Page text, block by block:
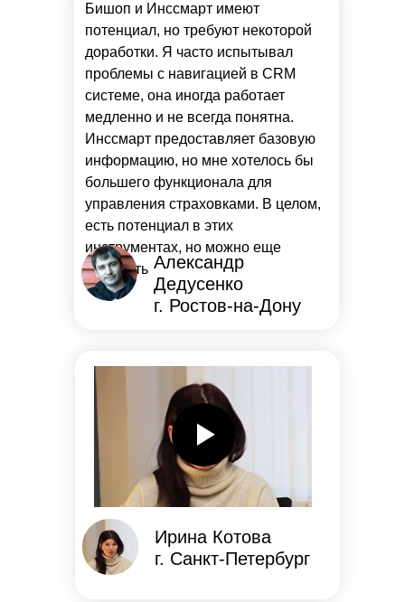
Бишоп и Инссмарт имеют
потенциал, но требуют некоторой
доработки. Я часто испытывал
проблемы с навигацией в CRM
системе, она иногда работает
медленно и не всегда понятна.
Инссмарт предоставляет базовую
информацию, но мне хотелось бы
большего функционала для
управления страховками. В целом,
есть потенциал в этих
инструментах, но можно еще
улучшить Александр
Дедусенко
г. Ростов-на-Дону
Ирина Котова
г. Санкт-Петербург